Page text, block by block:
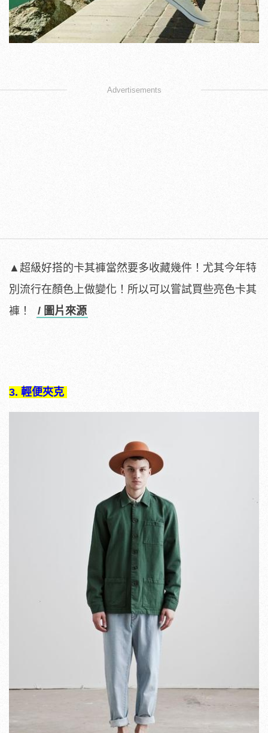
Advertisements
▲超級好搭的卡其褲當然要多收藏幾件！尤其今年特
別流行在顏色上做變化！所以可以嘗試買些亮色卡其
褲！ / 圖片來源
3. 輕便夾克